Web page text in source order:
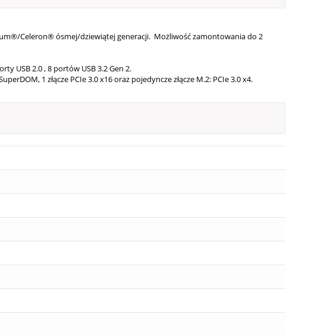
Celeron® ósmej/dziewiątej generacji. Możliwość zamontowania do 2
USB 2.0 , 8 portów USB 3.2 Gen 2.
1 złącze PCIe 3.0 x16 oraz pojedyncze złącze M.2: PCIe 3.0 x4.